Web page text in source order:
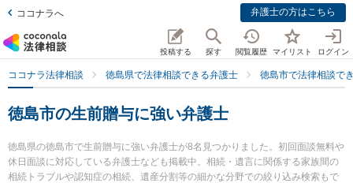
ココナラへ 弁護士の方はこちら
投稿する 探す 閲覧履歴 マイリスト ログイン
ココナラ法律相談 徳島県で法律相談できる弁護士 徳島市で法律相談で
徳島市の生前贈与に強い弁護士
徳島県の徳島市で生前贈与に強い弁護士が8名見つかりました。初回面談無料や
休日面談に対応している弁護士なども掲載中。相続・遺言に関係する家族間の
相続トラブルや認知症の相続、遺産分割等の細かな分野での絞り込み検索もで